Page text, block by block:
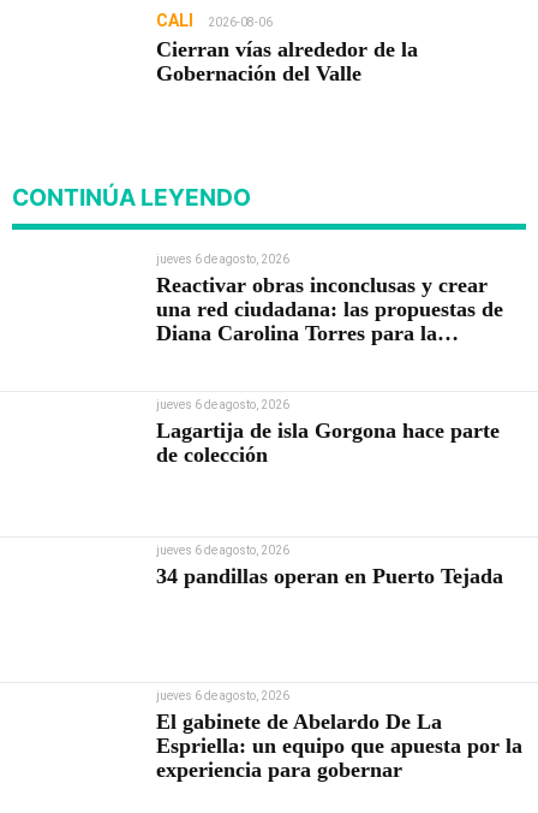
CALI 2026-08-06
Cierran vías alrededor de la
Gobernación del Valle
CONTINÚA LEYENDO
jueves 6 de agosto, 2026
Reactivar obras inconclusas y crear
una red ciudadana: las propuestas de
Diana Carolina Torres para la
jueves 6 de agosto, 2026
Lagartija de isla Gorgona hace parte
de colección
jueves 6 de agosto, 2026
34 pandillas operan en Puerto Tejada
jueves 6 de agosto, 2026
El gabinete de Abelardo De La
Espriella: un equipo que apuesta por la
experiencia para gobernar